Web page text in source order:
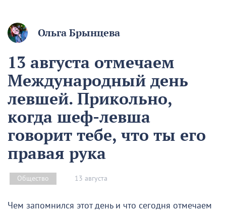
Ольга Брынцева
13 августа отмечаем
Международный день
левшей. Прикольно,
когда шеф-левша
говорит тебе, что ты его
правая рука
Общество 13 августа
Чем запомнился этот день и что сегодня отмечаем